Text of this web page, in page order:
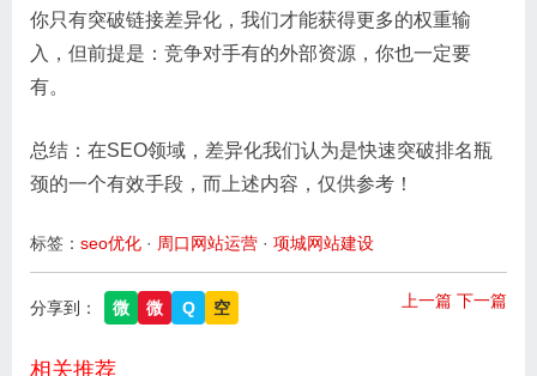
你只有突破链接差异化，我们才能获得更多的权重输
入，但前提是：竞争对手有的外部资源，你也一定要
有。
总结：在SEO领域，差异化我们认为是快速突破排名瓶
颈的一个有效手段，而上述内容，仅供参考！
标签： seo优化 · 周口网站运营 · 项城网站建设
上一篇 下一篇
分享到： 微 微 Q 空
相关推荐